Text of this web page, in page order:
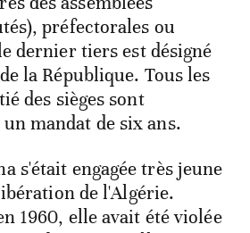
préfectorales ou
dernier tiers est désigné
la République. Tous les
des sièges sont
mandat de six ans.
s'était engagée très jeune
de l'Algérie.
1960, elle avait été violée